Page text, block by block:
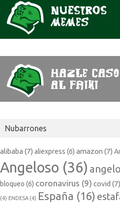
Nubarrones
alibaba (7) aliexpress (6) amazon (7)
Angeloso (36)
bloqueo (6) coronavirus (9) covid (7)
(4) ENDESA (4) España (16)